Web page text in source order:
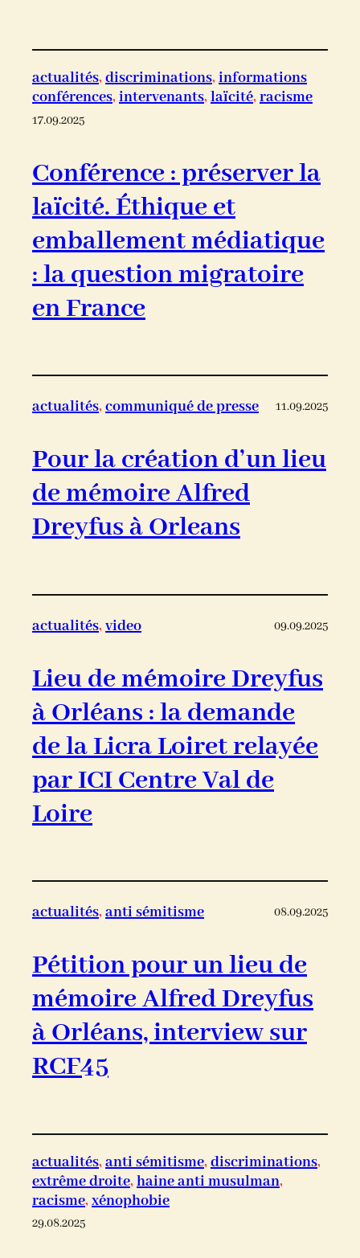
actualités, discriminations, informations
conférences, intervenants, laïcité, racisme
17.09.2025
Conférence : préserver la
laïcité. Éthique et
emballement médiatique
: la question migratoire
en France
actualités, communiqué de presse 11.09.2025
Pour la création d’un lieu
de mémoire Alfred
Dreyfus à Orleans
actualités, video 09.09.2025
Lieu de mémoire Dreyfus
à Orléans : la demande
de la Licra Loiret relayée
par ICI Centre Val de
Loire
actualités, anti sémitisme 08.09.2025
Pétition pour un lieu de
mémoire Alfred Dreyfus
à Orléans, interview sur
RCF45
actualités, anti sémitisme, discriminations
extrême droite, haine anti musulman
racisme, xénophobie
29.08.2025